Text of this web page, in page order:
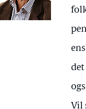
Vil